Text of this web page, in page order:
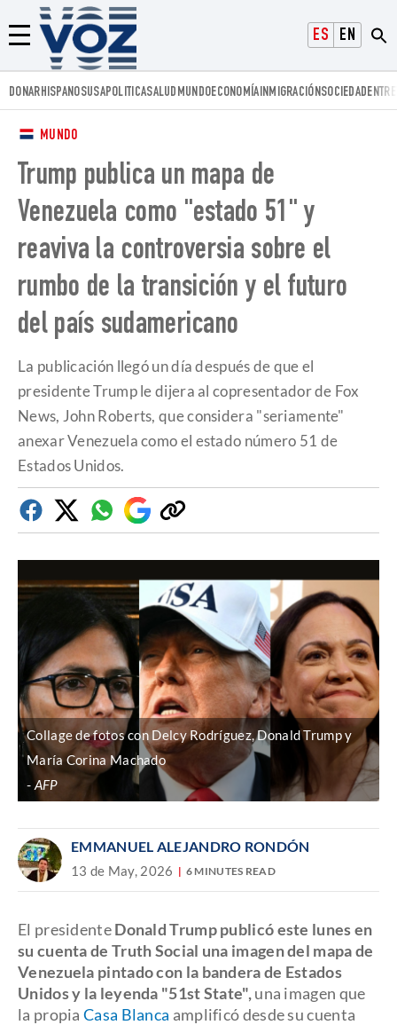
ESPAÑOLENGLISH
Menú
Voz.us
DONARHISPANOSUSAPOLITICASALUD MUNDOECONOMÍAINMIGRACIÓNSOCIEDAD
MUNDO
Trump publica un mapa de
Venezuela como "estado 51" y
reaviva la controversia sobre el
rumbo de la transición y el futuro
del país sudamericano
La publicación llegó un día después de que el
presidente Trump le dijera al copresentador de Fox
News, John Roberts, que considera "seriamente"
anexar Venezuela como el estado número 51 de
Estados Unidos.
FacebookTwitterWhatsapp
Google
Discover
Copiar
enlace
Collage de fotos con Delcy Rodríguez, Donald Trump y
María Corina Machado
AFP
EMMANUEL ALEJANDRO RONDÓN
13 de May, 2026 6 MINUTES READ
El presidenteDonald Trump publicó este lunes en
su cuenta de Truth Social una imagen del mapa de
Venezuela pintado con la bandera de Estados
Unidos y la leyenda "51st State",una imagen que
la propia Casa Blanca amplificó desde su cuenta